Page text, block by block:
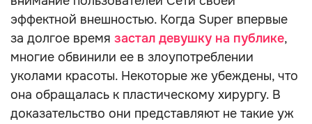
эффектной внешностью. Когда Super впервые
за долгое время застал девушку на публике,
многие обвинили ее в злоупотреблении
уколами красоты. Некоторые же убеждены, что
она обращалась к пластическому хирургу. В
доказательство они представляют не такие уж